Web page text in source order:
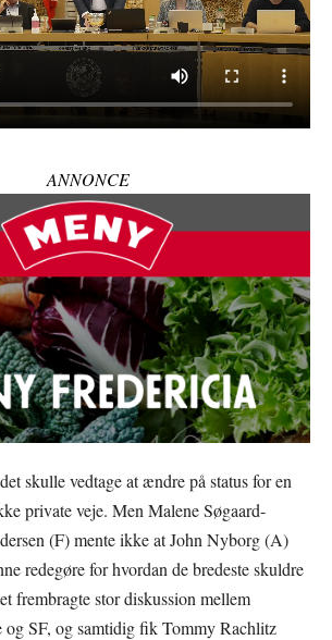
ANNONCE
skulle vedtage at ændre på status for en
private veje. Men Malene Søgaard-
(F) mente ikke at John Nyborg (A)
redegøre for hvordan de bredeste skuldre
frembragte stor diskussion mellem
og SF, og samtidig fik Tommy Rachlitz